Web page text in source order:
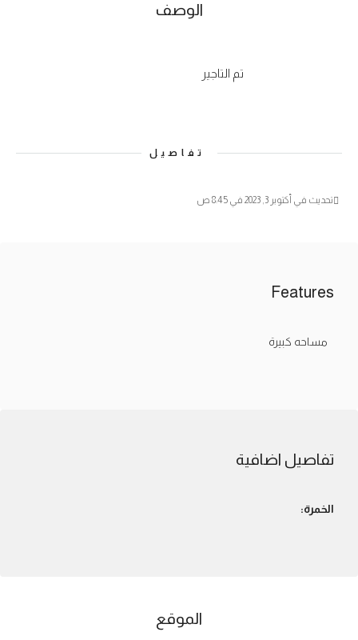
الوصف
تم التاجير
تفاصيل
تحديث في أكتوبر 3, 2023 في 8:45 ص
Features
مساحه كبيرة
تفاصيل اضافية
الخمرة:
الموقع